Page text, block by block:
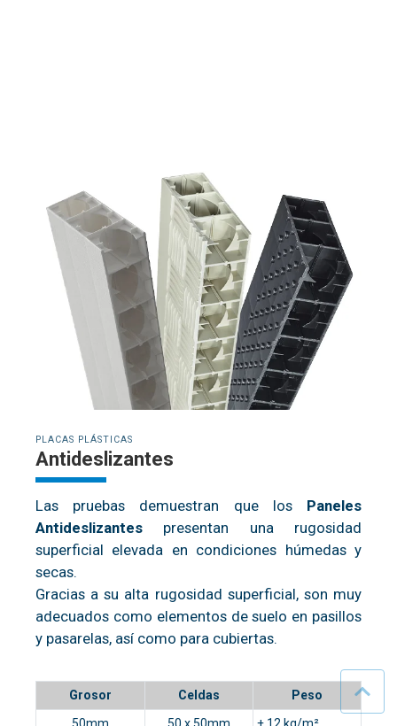
PLACAS PLÁSTICAS
Antideslizantes
Las pruebas demuestran que los Paneles
Antideslizantes presentan una rugosidad
superficial elevada en condiciones húmedas y
secas.
Gracias a su alta rugosidad superficial, son muy
adecuados como elementos de suelo en pasillos
y pasarelas, así como para cubiertas.
Grosor Celdas
Peso
50mm
50 x 50mm ± 12 kg/m²